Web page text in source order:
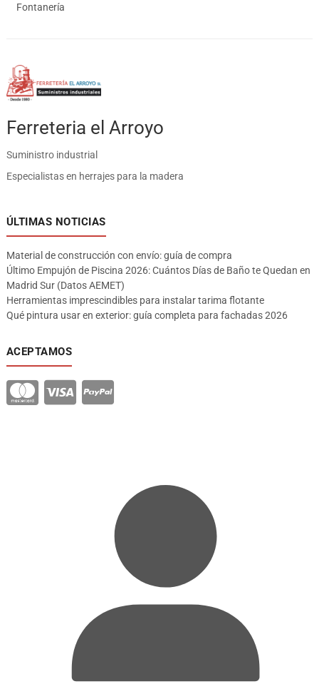
Fontanería
Ferreteria el Arroyo
Suministro industrial
Especialistas en herrajes para la madera
ÚLTIMAS NOTICIAS
Material de construcción con envío: guía de compra
Último Empujón de Piscina 2026: Cuántos Días de Baño te Quedan en
Madrid Sur (Datos AEMET)
Herramientas imprescindibles para instalar tarima flotante
Qué pintura usar en exterior: guía completa para fachadas 2026
ACEPTAMOS